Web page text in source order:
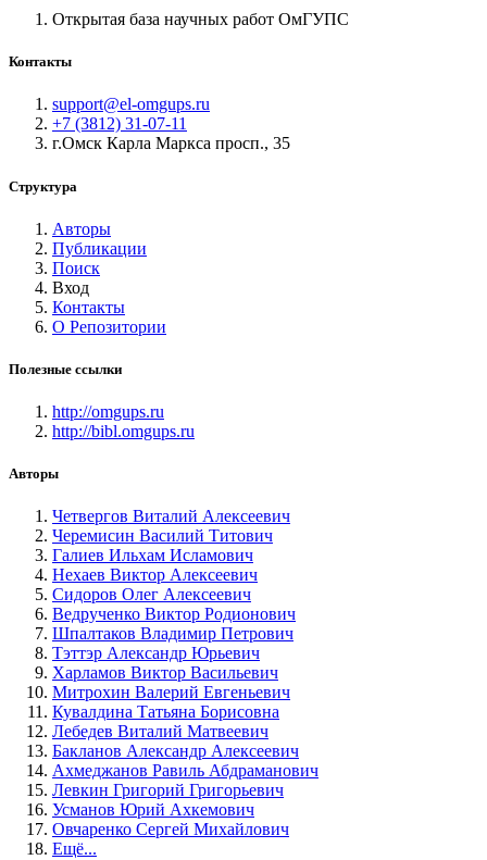
Открытая база научных работ ОмГУПС
Контакты
support@el-omgups.ru
+7 (3812) 31-07-11
г.Омск Карла Маркса просп., 35
Структура
Авторы
Публикации
Поиск
Вход
Контакты
О Репозитории
Полезные ссылки
http://omgups.ru
http://bibl.omgups.ru
Авторы
Четвергов Виталий Алексеевич
Черемисин Василий Титович
Галиев Ильхам Исламович
Нехаев Виктор Алексеевич
Сидоров Олег Алексеевич
Ведрученко Виктор Родионович
Шпалтаков Владимир Петрович
Тэттэр Александр Юрьевич
Харламов Виктор Васильевич
Митрохин Валерий Евгеньевич
Кувалдина Татьяна Борисовна
Лебедев Виталий Матвеевич
Бакланов Александр Алексеевич
Ахмеджанов Равиль Абдраманович
Левкин Григорий Григорьевич
Усманов Юрий Ахкемович
Овчаренко Сергей Михайлович
Ещё...